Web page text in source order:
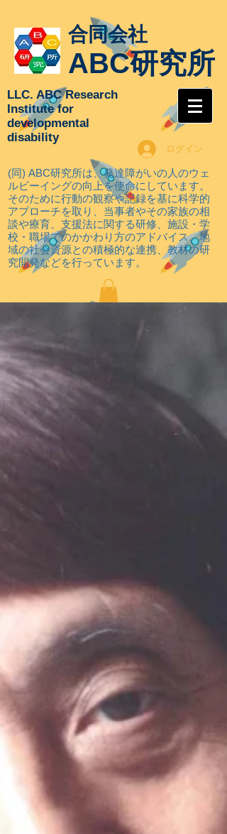
合同会社
ABC研究所
LLC. ABC Research
Institute for
developmental
disability
ログイン
(同) ABC研究所は、発達障がいの人のウェ
ルビーイングの向上を使命にしています。
そのために行動の観察や記録を基に科学的
アプローチを取り
、当事者やその家族の相
談や療育、支援法に関する研修、施設・学
校・職場でのかかわり方のアドバイス、地
域の社会資源との積極的な連携、教材の研
究開発などを行っています。